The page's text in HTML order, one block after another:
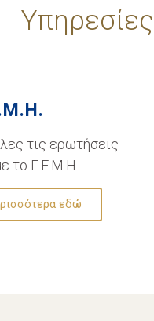
Υπηρεσίες
τις ερωτήσεις
το Γ.Ε.Μ.Η
εδώ